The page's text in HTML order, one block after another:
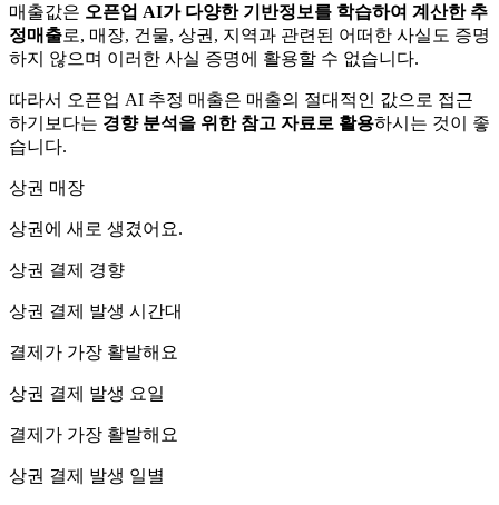
매출값은 오픈업 AI가 다양한 기반정보를 학습하여 계산한 추
정매출로, 매장, 건물, 상권, 지역과 관련된 어떠한 사실도 증명
하지 않으며 이러한 사실 증명에 활용할 수 없습니다.
따라서 오픈업 AI 추정 매출은 매출의 절대적인 값으로 접근
하기보다는 경향 분석을 위한 참고 자료로 활용하시는 것이 좋
습니다.
상권 매장
상권에 새로 생겼어요.
상권 결제 경향
상권 결제 발생 시간대
결제가 가장 활발해요
상권 결제 발생 요일
결제가 가장 활발해요
상권 결제 발생 일별